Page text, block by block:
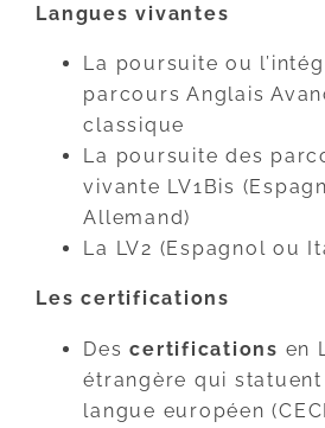
Langues vivantes
La poursuite ou
parcours Anglais
classique
La poursuite des
vivante LV1Bis
Allemand)
La LV2 (Espagnol ou
Les certifications
Descertifications en
étrangère qui statuent
langue européen